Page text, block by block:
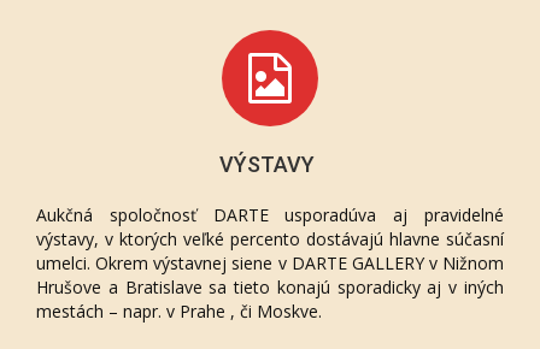
VÝSTAVY
Aukčná spoločnosť DARTE usporadúva aj pravidelné
výstavy, v ktorých veľké percento dostávajú hlavne súčasní
umelci. Okrem výstavnej siene v DARTE GALLERY v Nižnom
Hrušove a Bratislave sa tieto konajú sporadicky aj v iných
mestách – napr. v Prahe , či Moskve.